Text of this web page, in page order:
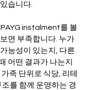
습니다.
instalment를 볼
면 부족합니다. 누가
능성이 있는지, 다른
어떤 결과가 나는지
족 단위로 식당, 리테
를 함께 운영하는 경